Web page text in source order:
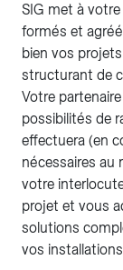
SIG met à
formés et
bien vos
structurant de
Votre
possibilités de
effectuera (en
nécessaires au
votre
projet et vous
solutions
vos